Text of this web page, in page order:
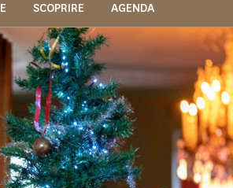
SCOPRIRE AGENDA